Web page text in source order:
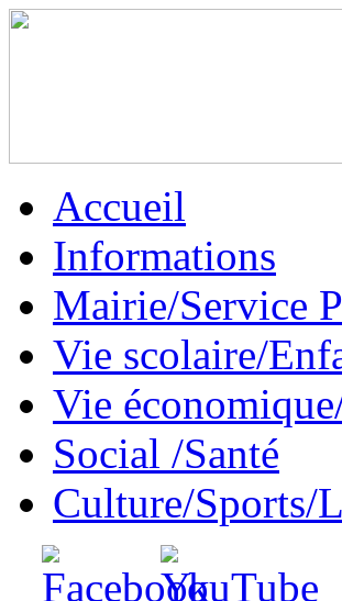
Accueil
Informations
Mairie/Service
Vie scolaire/
Vie
Social /Santé
Culture/Sports/